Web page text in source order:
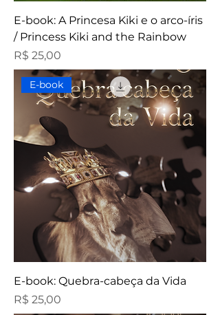
E-book: A Princesa Kiki e o arco-íris
/ Princess Kiki and the Rainbow
Preço
R$ 25,00
E-book
E-book: Quebra-cabeça da Vida
Preço
R$ 25,00